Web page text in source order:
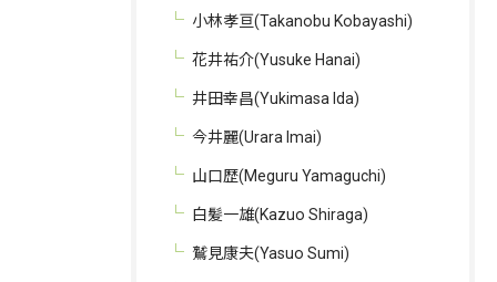
小林孝亘(Takanobu Kobayashi)
花井祐介(Yusuke Hanai)
井田幸昌(Yukimasa Ida)
今井麗(Urara Imai)
山口歴(Meguru Yamaguchi)
白髪一雄(Kazuo Shiraga)
鷲見康夫(Yasuo Sumi)